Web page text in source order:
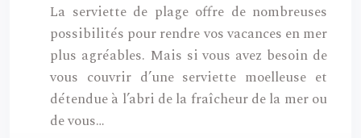
La serviette de plage offre de nombreuses
possibilités pour rendre vos vacances en mer
plus agréables. Mais si vous avez besoin de
vous couvrir d’une serviette moelleuse et
détendue à l’abri de la fraîcheur de la mer ou
de vous…